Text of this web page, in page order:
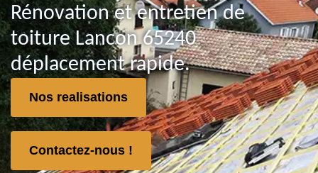
Rénovation et entretien de
toiture Lancon 65240
déplacement rapide.
Nos realisations
Contactez-nous !